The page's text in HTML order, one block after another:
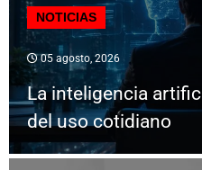
NOTICIAS
05 agosto, 2026
La inteligencia
del uso cotidiano